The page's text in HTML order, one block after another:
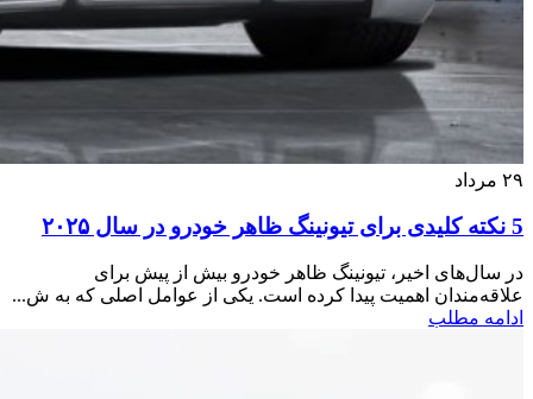
۲۹ مرداد
5 نکته کلیدی برای تیونینگ ظاهر خودرو در سال ۲۰۲۵
در سال‌های اخیر، تیونینگ ظاهر خودرو بیش از پیش برای
علاقه‌مندان اهمیت پیدا کرده است. یکی از عوامل اصلی که به ش...
ادامه مطلب